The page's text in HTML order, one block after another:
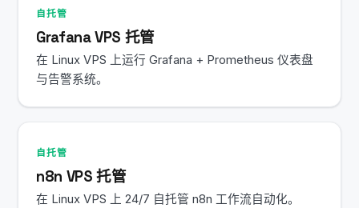
自托管
Grafana VPS 托管
在 Linux VPS 上运行 Grafana + Prometheus 仪表盘
与告警系统。
自托管
n8n VPS 托管
在 Linux VPS 上 24/7 自托管 n8n 工作流自动化。